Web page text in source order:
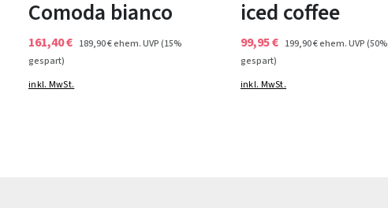
Comoda bianco
161,40 € 189,90 €ehem. UVP(15%
gespart)
inkl. MwSt.
iced coffee
99,95 € 199,90 €ehem. UVP(50%
gespart)
inkl. MwSt.